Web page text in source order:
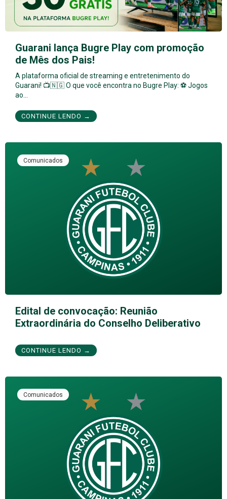
Guarani lança Bugre Play com promoção
de Mês dos Pais!
A plataforma oficial de streaming e entretenimento do
Guarani! 📺🇳🇬 O que você encontra no Bugre Play: ⚽ Jogos
ao…
CONTINUE LENDO →
Comunicados
Edital de convocação: Reunião
Extraordinária do Conselho Deliberativo
CONTINUE LENDO →
Comunicados